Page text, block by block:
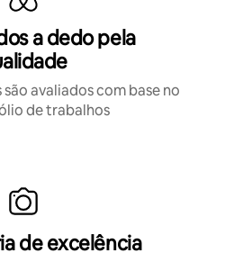
a dedo pela
avaliados com base no
de trabalhos
de excelência